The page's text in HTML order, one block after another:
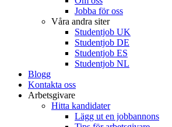
Jobba för oss
Våra andra siter
Studentjob UK
Studentjob DE
Studentjob ES
Studentjob NL
Blogg
Kontakta oss
Arbetsgivare
Hitta kandidater
Lägg ut en jobbannons